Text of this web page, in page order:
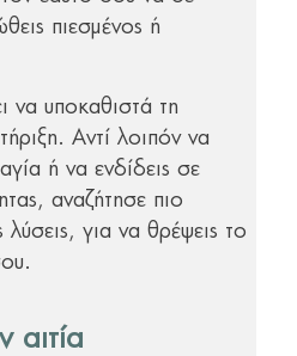
πιεσμένος ή
να υποκαθιστά τη
Αντί λοιπόν να
ή να ενδίδεις σε
αναζήτησε πιο
λύσεις, για να θρέψεις το
αιτία